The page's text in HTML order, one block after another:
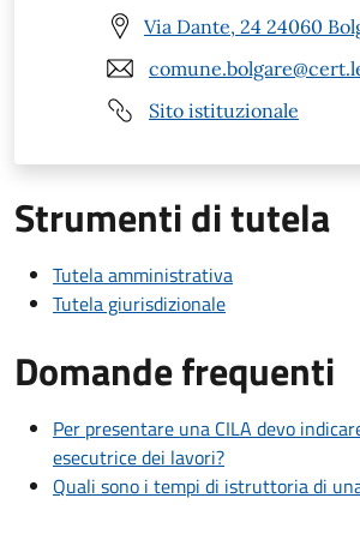
Via Dante, 24 24060
Sito istituzionale
Strumenti di tutela
Tutela amministrativa
Tutela giurisdizionale
Domande frequenti
Per presentare una CILA devo
esecutrice dei lavori?
Quali sono i tempi di istruttoria di